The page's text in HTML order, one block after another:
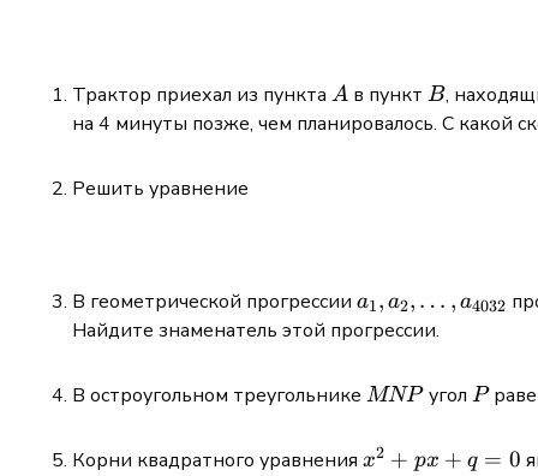
Трактор приехал из пункта A
A в пункт B
B,
на 4 минуты позже, чем планировалось. С какой
Решить уравнение
В геометрической прогрессии a1, a2, … , a4032
Найдите знаменатель этой прогрессии.
В остроугольном треугольнике MNP
MNPугол P
P
Корни квадратного уравнения x^2
x2 + px + q = 0